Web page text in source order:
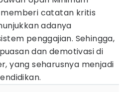
memberi catatan kritis
adanya
penggajian. Sehingga,
dan demotivasi di
yang seharusnya menjadi